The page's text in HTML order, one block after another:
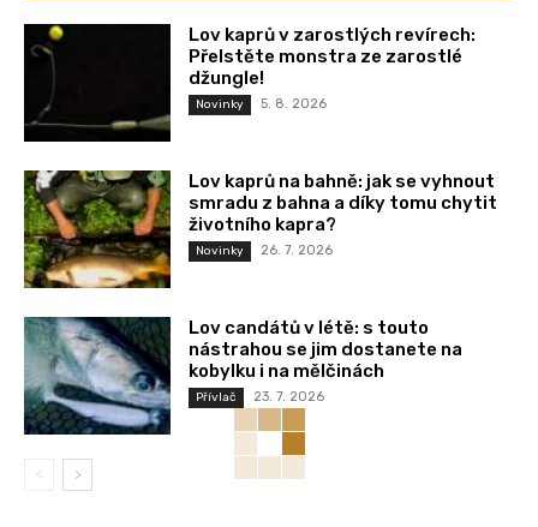
Lov kaprů v zarostlých revírech:
Přelstěte monstra ze zarostlé
džungle!
Novinky 5. 8. 2026
Lov kaprů na bahně: jak se vyhnout
smradu z bahna a díky tomu chytit
životního kapra?
Novinky 26. 7. 2026
Lov candátů v létě: s touto
nástrahou se jim dostanete na
kobylku i na mělčinách
Přívlač 23. 7. 2026